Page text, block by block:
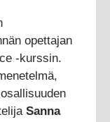
opettajan
-kurssin.
Sanna